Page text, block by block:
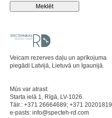
Veicam rezerves daļu un aprīkojuma
piegādi Latvijā, Lietuvā un Igaunijā.
Mūs var atrast:
Starta ielā 1, Rīgā, LV-1026.
Tālr.: +371 26664689; +371 20201819
e-pasts: info@specteh-rd.com